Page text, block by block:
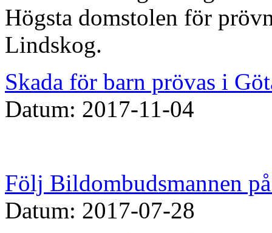
Högsta domstolen för
Lindskog.
Skada för barn prövas i
Datum: 2017-11-04
Följ Bildombudsmannen
Datum: 2017-07-28